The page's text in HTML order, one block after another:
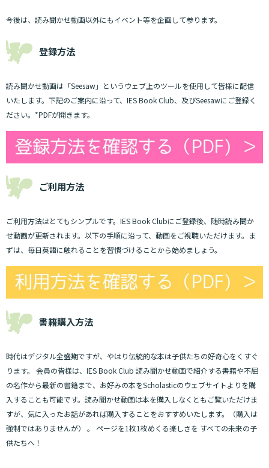
今後は、読み聞かせ動画以外にもイベント等を企画して参ります。
登録方法
読み聞かせ動画は「Seesaw」というウェブ上のツールを使用して皆様に配信
いたします。下記のご案内に沿って、IES Book Club、及びSeesawにご登録く
ださい。*PDFが開きます。
ご利用方法
ご利用方法はとてもシンプルです。IES Book Clubにご登録後、随時読み聞か
せ動画が更新されます。以下の手順に沿って、動画をご視聴いただけます。ま
ずは、毎日英語に触れることを習慣づけることから始めましょう。
書籍購入方法
時代はデジタル全盛期ですが、やはり伝統的な本は子供たちの好奇心をくすぐ
ります。 会員の皆様は、IES Book Club 読み聞かせ動画で紹介する書籍や不屈
の名作から最新の書籍まで、お好みの本をScholasticのウェブサイトよりを購
入することも可能です。読み聞かせ動画は本を購入しなくともご覧いただけま
すが、気に入ったお話があれば購入することをおすすめいたします。（購入は
強制ではありませんが） 。 ページを1枚1枚めくる楽しさを すべての未来の子
供たちへ！